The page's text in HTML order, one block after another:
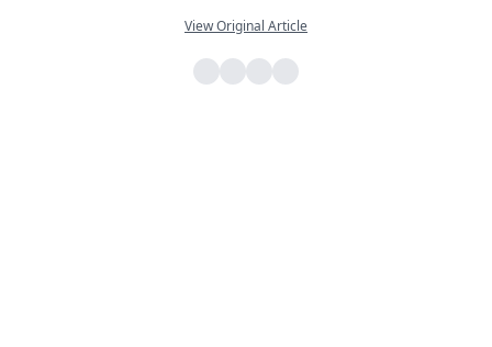
View Original Article